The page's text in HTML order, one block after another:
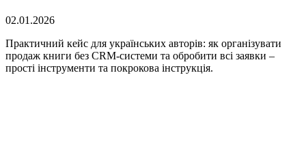
02.01.2026
Практичний кейс для українських авторів: як організувати
продаж книги без CRM-системи та обробити всі заявки –
прості інструменти та покрокова інструкція.